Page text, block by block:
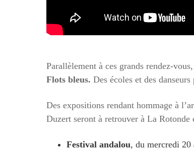
Parallèlement à ces grands rendez-vous,
Flots bleus. Des écoles et des
Des expositions rendant hommage à
Duzert seront à retrouver à La
Festival andalou, du mercredi